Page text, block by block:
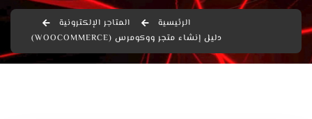
الرئيسية
المتاجر الإلكترونية
دليل إنشاء متجر ووكومرس (WOOCOMMERCE)